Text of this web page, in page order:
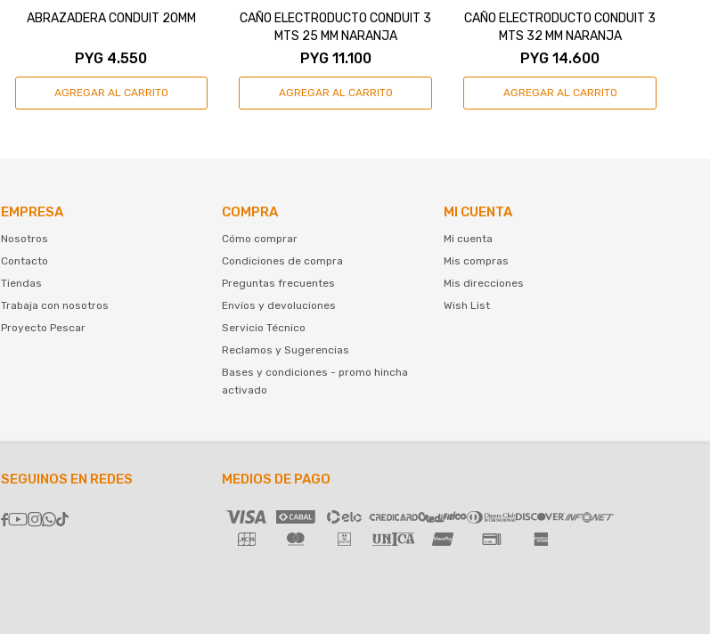
ABRAZADERA CONDUIT 20MM
PYG 4.550
CAÑO ELECTRODUCTO CONDUIT 3
MTS 25 MM NARANJA
PYG 11.100
CAÑO ELECTRODUCTO CONDUIT 3
MTS 32 MM NARANJA
PYG 14.600
EMPRESA
Nosotros
Contacto
Tiendas
Trabaja con nosotros
Proyecto Pescar
COMPRA
Cómo comprar
Condiciones de compra
Preguntas frecuentes
Envíos y devoluciones
Servicio Técnico
Reclamos y Sugerencias
Bases y condiciones - promo hincha
activado
MI CUENTA
Mi cuenta
Mis compras
Mis direcciones
Wish List
SEGUINOS EN REDES

MEDIOS DE PAGO